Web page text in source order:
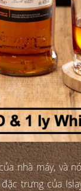
nhà máy, và
trưng của